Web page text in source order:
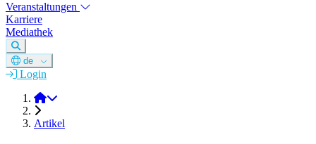
Veranstaltungen
Karriere
Mediathek
de
Login
DGM e.V.
Artikel